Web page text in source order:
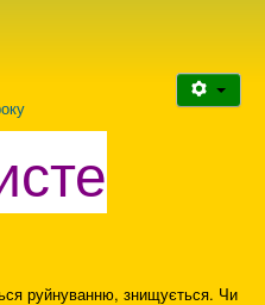
руйнуванню, знищується. Чи